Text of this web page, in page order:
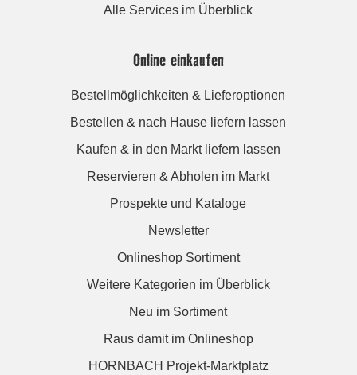
Alle Services im Überblick
Online einkaufen
Bestellmöglichkeiten & Lieferoptionen
Bestellen & nach Hause liefern lassen
Kaufen & in den Markt liefern lassen
Reservieren & Abholen im Markt
Prospekte und Kataloge
Newsletter
Onlineshop Sortiment
Weitere Kategorien im Überblick
Neu im Sortiment
Raus damit im Onlineshop
HORNBACH Projekt-Marktplatz